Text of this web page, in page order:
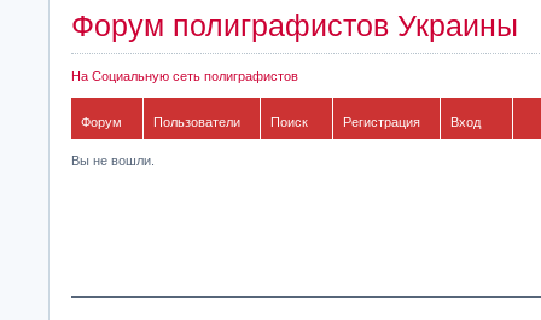
Форум полиграфистов Украины
На Социальную сеть полиграфистов
Форум Пользователи Поиск Регистрация Вход
Вы не вошли.